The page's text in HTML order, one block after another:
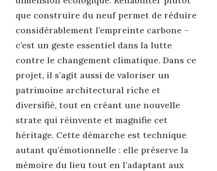
que construire du neuf permet de réduire
considérablement l’empreinte carbone –
c’est un geste essentiel dans la lutte
contre le changement climatique. Dans ce
projet, il s’agit aussi de valoriser un
patrimoine architectural riche et
diversifié, tout en créant une nouvelle
strate qui réinvente et magnifie cet
héritage. Cette démarche est technique
autant qu’émotionnelle : elle préserve la
mémoire du lieu tout en l’adaptant aux